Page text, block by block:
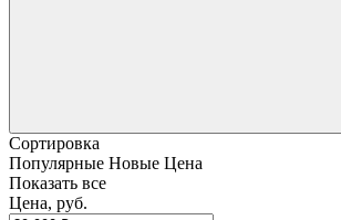
Сортировка
Популярные Новые Цена
Показать все
Цена, руб.